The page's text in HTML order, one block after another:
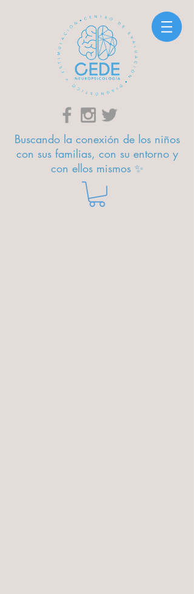
Buscando la conexión de los niños
con sus familias, con su entorno y
con ellos mismos ✨